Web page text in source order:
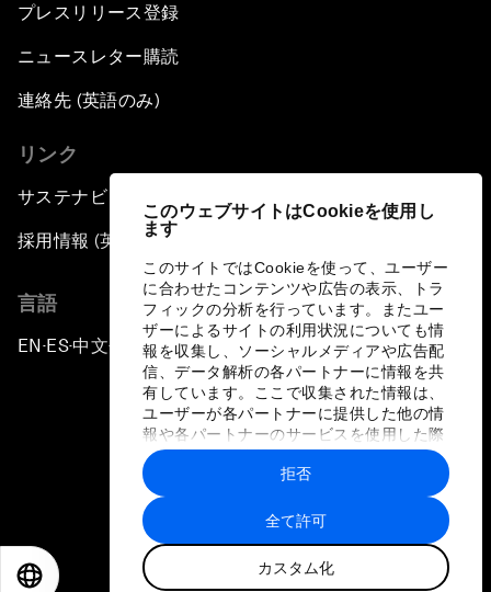
このウェブサイトはCookieを使用し
ます
このサイトではCookieを使って、ユーザー
に合わせたコンテンツや広告の表示、トラ
フィックの分析を行っています。またユー
ザーによるサイトの利用状況についても情
報を収集し、ソーシャルメディアや広告配
信、データ解析の各パートナーに情報を共
有しています。ここで収集された情報は、
ユーザーが各パートナーに提供した他の情
報や各パートナーのサービスを使用した際
に収集された情報と組み合わされ、各パー
トナーによって使用されることがありま
す。
全て許可
カスタム化
拒否
プレスリリース登録
ニュースレター購読
連絡先 (英語のみ)
リンク
サステナビリティへの取り組み
採用情報 (英語のみ)
言語
EN ▪ES▪中文▪ 日本語
プライバシーポリシーと利用規約
サイトマップ
©
世界経済フォーラム